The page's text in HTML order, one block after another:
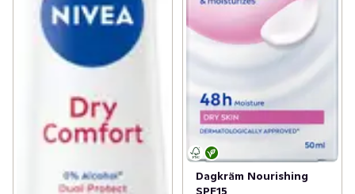
Dagkräm Nourishing
SPF15